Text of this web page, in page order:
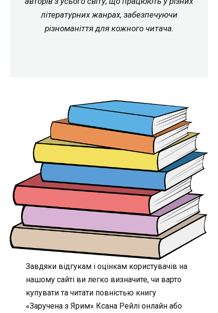
літературних жанрах, забезпечуючи
різноманіття для кожного читача.
Завдяки відгукам і оцінкам користувачів на
нашому сайті ви легко визначите, чи варто
купувати та читати повністью книгу
«Заручена з Ярим» Ксана Рейлі онлайн або